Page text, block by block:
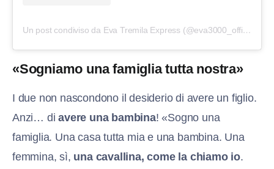
Un post condiviso da Eva Tremila Express (@eva3000_official)
«Sogniamo una famiglia tutta nostra»
I due non nascondono il desiderio di avere un figlio.
Anzi… diavere una bambina! «Sogno una
famiglia. Una casa tutta mia e una bambina. Una
femmina, sì, una cavallina, come la chiamo io.